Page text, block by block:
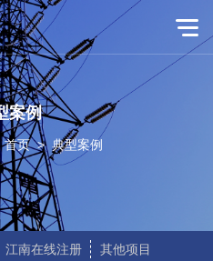
案例
首页> 典型案例
江南在线注册 其他项目